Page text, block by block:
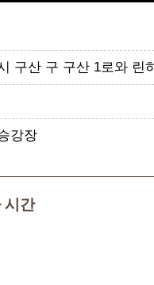
구산 구 구산 1로와 린
강장
시간